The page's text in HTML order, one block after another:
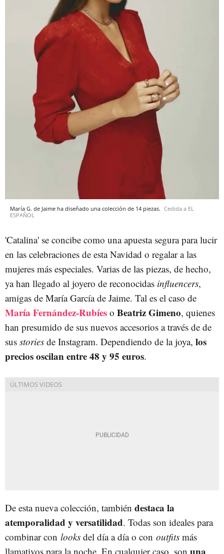
María G. de Jaime ha diseñado una colección de 14 piezas. Cedida a EL
ESPAÑOL
'Catalina' se concibe como una apuesta segura para lucir
en las celebraciones de esta Navidad o regalar a las
mujeres más especiales. Varias de las piezas, de hecho,
ya han llegado al joyero de reconocidas influencers,
amigas de María García de Jaime. Tal es el caso de
María Fernández-Rubíes o Beatriz Gimeno, quienes
han presumido de sus nuevos accesorios a través de de
sus stories de Instagram. Dependiendo de la joya, los
precios oscilan entre 48 y 95 euros.
De esta nueva colección, también destaca la
atemporalidad y versatilidad. Todas son ideales para
combinar con looks del día a día o con outfits más
llamativos para la noche. En cualquier caso, son